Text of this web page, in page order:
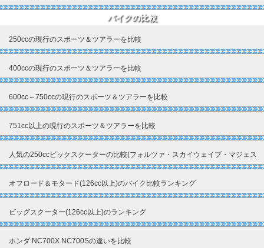
バイクの比較
250ccの現行のスポーツ＆ツアラーを比較
400ccの現行のスポーツ＆ツアラーを比較
600cc～750ccの現行のスポーツ＆ツアラーを比較
751cc以上の現行のスポーツ＆ツアラーを比較
人気の250ccビックスクーターの比較(フォルツァ・スカイウェイブ・マジェス
ティ)
オフロード＆モタード(126cc以上)のバイク比較ランキング
ビッグスクーター(126cc以上)のランキング
ホンダ NC700X NC700Sの違いを比較